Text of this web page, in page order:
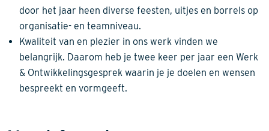
door het jaar heen diverse feesten, uitjes en borrels op
organisatie- en teamniveau.
Kwaliteit van en plezier in ons werk vinden we
belangrijk. Daarom heb je twee keer per jaar een Werk
& Ontwikkelingsgesprek waarin je je doelen en wensen
bespreekt en vormgeeft.